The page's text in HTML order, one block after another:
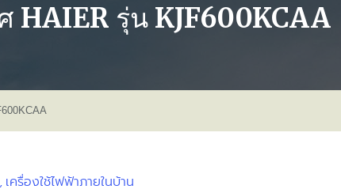
HAIER รุ่น KJF600KCAA
เครื่องใช้ไฟฟ้าภายในบ้าน